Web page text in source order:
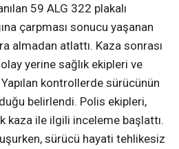
59 ALG 322 plakalı
çarpması sonucu yaşanan
almadan atlattı. Kaza sonrası
yerine sağlık ekipleri ve
kontrollerde sürücünün
belirlendi. Polis ekipleri,
kaza ile ilgili inceleme başlattı.
sürücü hayati tehlikesiz